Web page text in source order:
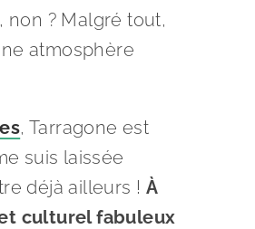
non ? Malgré tout,
atmosphère
, Tarragone est
suis laissée
déjà ailleurs ! À
culturel fabuleux